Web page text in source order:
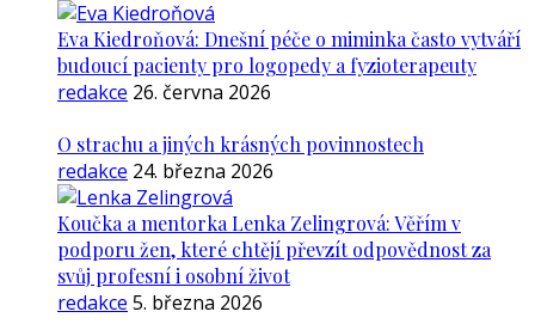
Eva Kiedroňová: Dnešní péče o miminka často vytváří
budoucí pacienty pro logopedy a fyzioterapeuty
redakce 26. června 2026
O strachu a jiných krásných povinnostech
redakce 24. března 2026
Koučka a mentorka Lenka Zelingrová: Věřím v
podporu žen, které chtějí převzít odpovědnost za
svůj profesní i osobní život
redakce 5. března 2026